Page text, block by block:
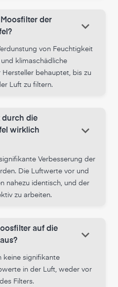
der
keyboard_arrow_down
von Feuchtigkeit
klimaschädliche
Hersteller behauptet, bis zu
Luft zu filtern.
durch die
wirklich
keyboard_arrow_down
Verbesserung der
Die Luftwerte vor und
nahezu identisch, und der
zu arbeiten.
auf die
keyboard_arrow_down
keine signifikante
in der Luft, weder vor
Filters.